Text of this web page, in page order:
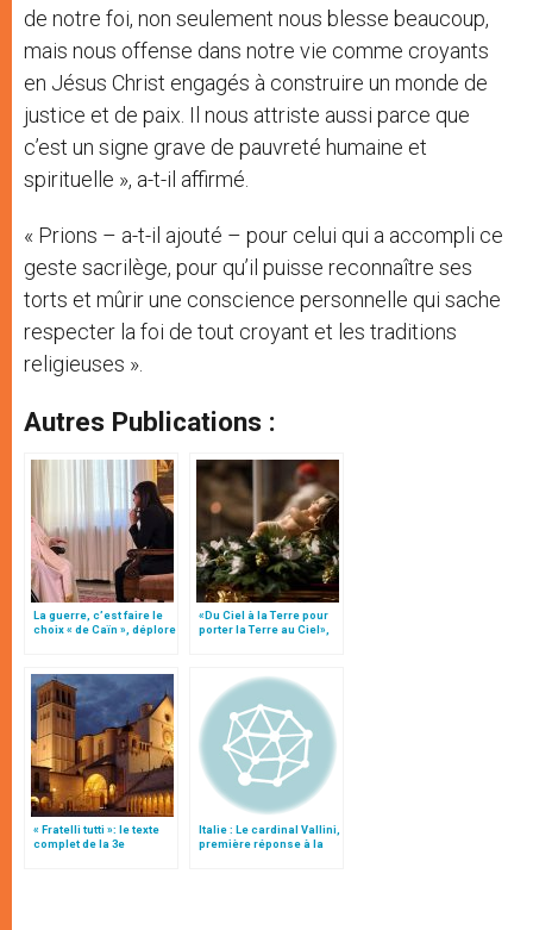
de notre foi, non seulement nous blesse beaucoup,
mais nous offense dans notre vie comme croyants
en Jésus Christ engagés à construire un monde de
justice et de paix. Il nous attriste aussi parce que
c’est un signe grave de pauvreté humaine et
spirituelle », a-t-il affirmé.
« Prions – a-t-il ajouté – pour celui qui a accompli ce
geste sacrilège, pour qu’il puisse reconnaître ses
torts et mûrir une conscience personnelle qui sache
respecter la foi de tout croyant et les traditions
religieuses ».
Autres Publications :
La guerre, c’est faire le
choix « de Caïn », déplore
«Du Ciel à la Terre pour
porter la Terre au Ciel»,
« Fratelli tutti »: le texte
complet de la 3e
Italie : Le cardinal Vallini,
première réponse à la